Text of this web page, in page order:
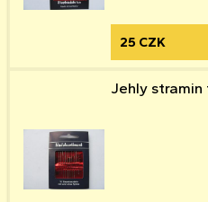
25 CZK
Jehly stramin